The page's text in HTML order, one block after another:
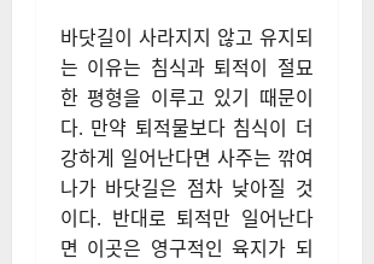
바닷길이 사라지지 않고 유지되
는 이유는 침식과 퇴적이 절묘
한 평형을 이루고 있기 때문이
다. 만약 퇴적물보다 침식이 더
강하게 일어난다면 사주는 깎여
나가 바닷길은 점차 낮아질 것
이다. 반대로 퇴적만 일어난다
면 이곳은 영구적인 육지가 되